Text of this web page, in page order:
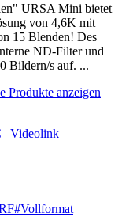
URSA Mini bietet
von 4,6K mit
15 Blenden! Des
ND-Filter und
Bildern/s auf. ...
Produkte anzeigen
#Vollformat